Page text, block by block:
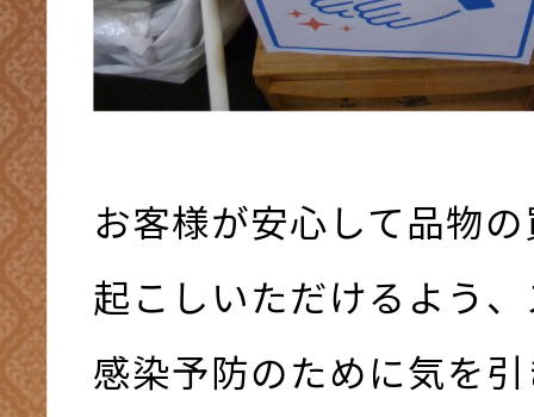
お客様が安心して品物
起こしいただけるよう
感染予防のために気を